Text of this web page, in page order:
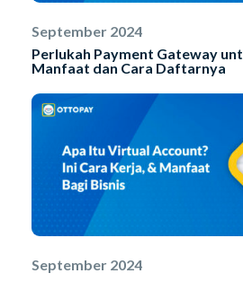
September 2024
Perlukah Payment Gateway
Manfaat dan Cara Daftarnya
September 2024